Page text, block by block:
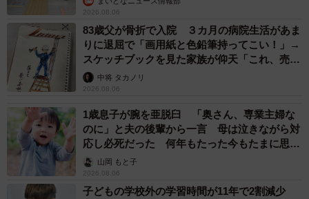
2026.08.06
83歳父が骨折で入院 ３カ月の病院生活があま
りに退屈で「画用紙と色鉛筆持ってこい！」→
スケッチブックを見た家族が仰天「これ、売れ
ますよ…」
中将 タカノリ
2026.08.06
1歳息子が腕を亜脱臼 「奥さん、専業主婦な
のに」と夫の後輩から一言 母は泣きながら対
応し必死だった 何年もたった今もたまに思い
出し…山岡 もと子
2026.08.06
子どもの学校外の学習時間が11年で2割減少